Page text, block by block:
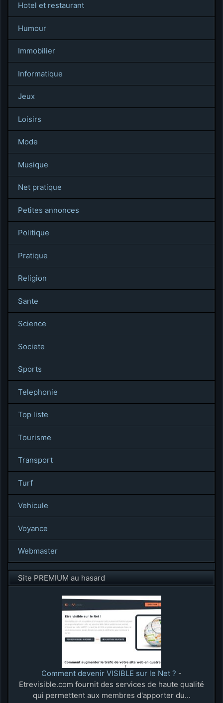
Hotel et restaurant
Humour
Immobilier
Informatique
Jeux
Loisirs
Mode
Musique
Net pratique
Petites annonces
Politique
Pratique
Religion
Sante
Science
Societe
Sports
Telephonie
Top liste
Tourisme
Transport
Turf
Vehicule
Voyance
Webmaster
Site PREMIUM au hasard
Comment devenir VISIBLE sur le Net ? -
Etrevisible.com fournit des services de haute qualité
qui permettent aux membres d'apporter du...